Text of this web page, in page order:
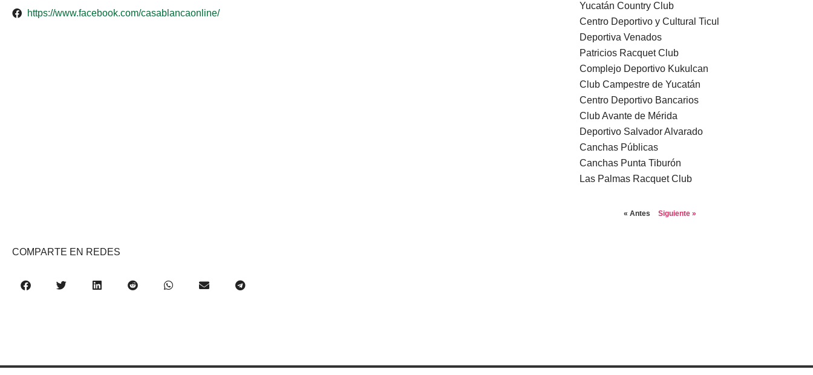
https://www.facebook.com/casablancaonline/
COMPARTE EN REDES
Yucatán Country Club
Centro Deportivo y Cultural Ticul
Deportiva Venados
Patricios Racquet Club
Complejo Deportivo Kukulcan
Club Campestre de Yucatán
Centro Deportivo Bancarios
Club Avante de Mérida
Deportivo Salvador Alvarado
Canchas Públicas
Canchas Punta Tiburón
Las Palmas Racquet Club
« Antes Siguiente »